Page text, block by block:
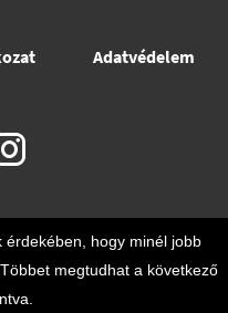
Adatvédelem
Szövetség
hogy minél jobb
megtudhat a következő